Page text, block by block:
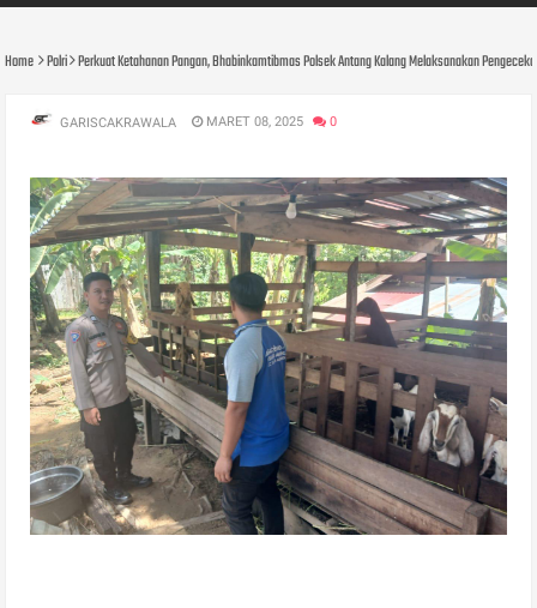
Home Polri Perkuat Ketahanan Pangan, Bhabinkamtibmas Polsek Antang Kalang Melaksanakan
GARISCAKRAWALA MARET 08, 2025 0